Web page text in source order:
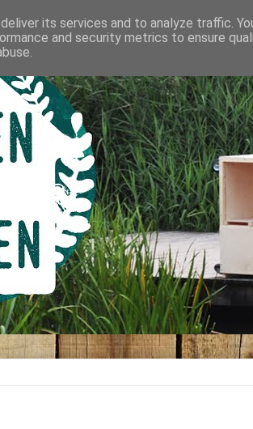
its services and to analyze traffic.
and security metrics to ensure